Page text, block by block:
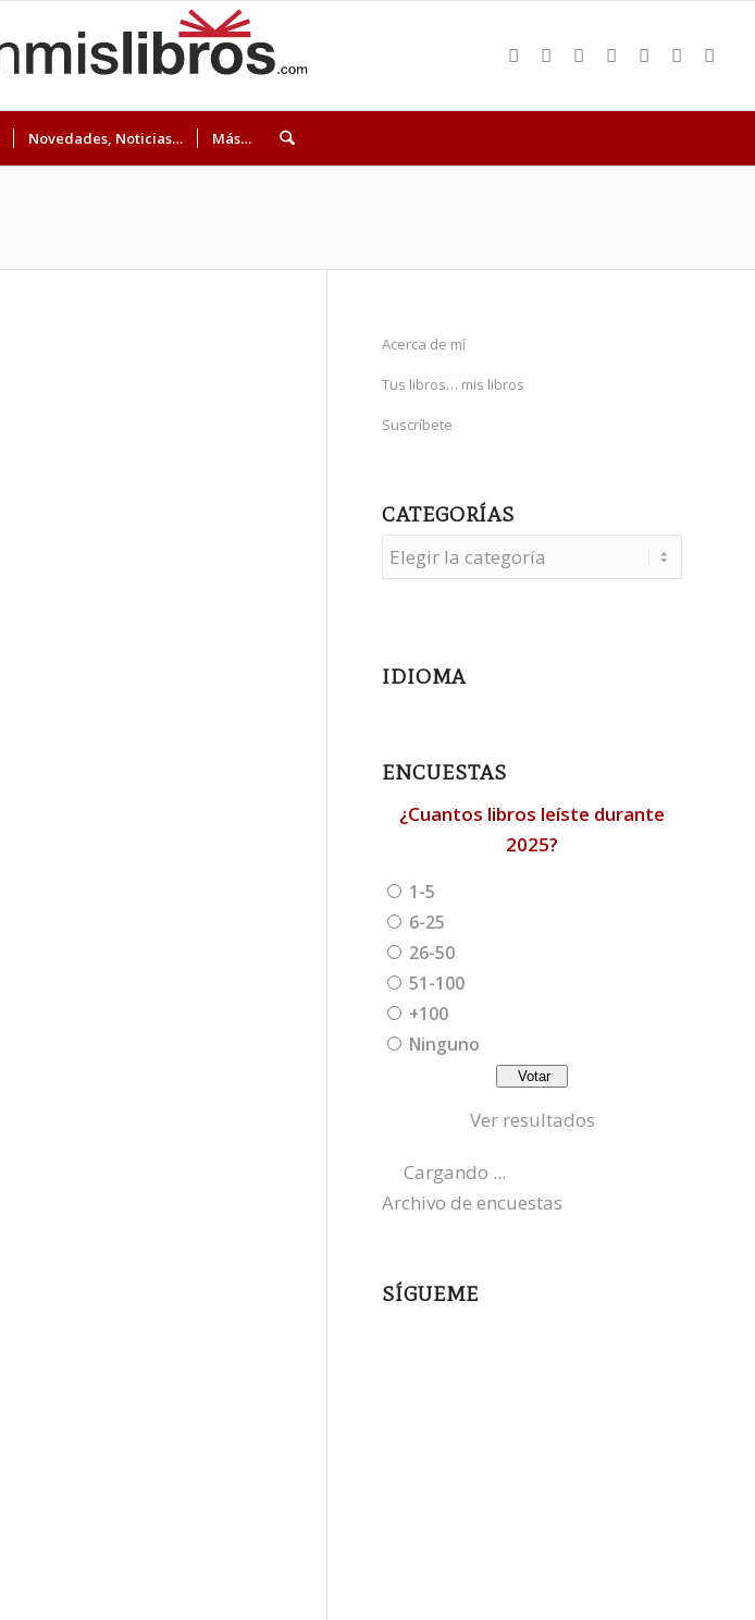
Novedades, Noticias… Más…
Acerca de mí
Tus libros… mis libros
Suscríbete
CATEGORÍAS
Categorías
IDIOMA
ENCUESTAS
¿Cuantos libros leíste durante
2025?
1-5
6-25
26-50
51-100
+100
Ninguno
Ver resultados
Cargando ...
Archivo de encuestas
SÍGUEME